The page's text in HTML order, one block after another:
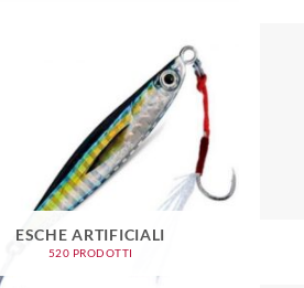
ESCHE ARTIFICIALI
520 PRODOTTI